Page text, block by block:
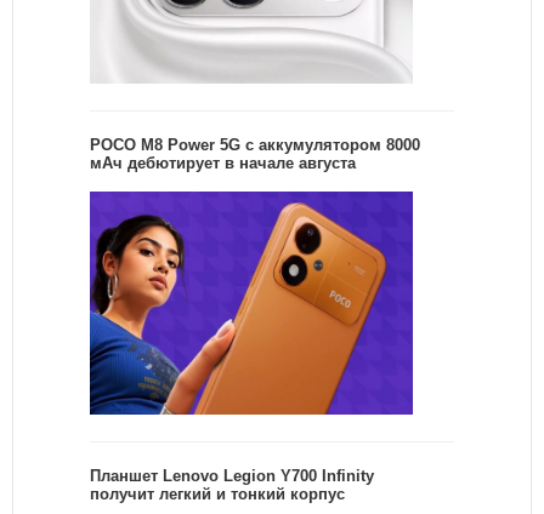
POCO M8 Power 5G с аккумулятором 8000
мАч дебютирует в начале августа
Планшет Lenovo Legion Y700 Infinity
получит легкий и тонкий корпус